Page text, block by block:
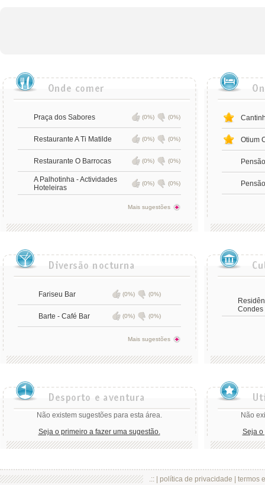
Praça dos Sabores (0%) (0%)
Restaurante A Ti Matilde (0%) (0%)
Restaurante O Barrocas (0%) (0%)
A Palhotinha - Actividades
Hoteleiras
(0%) (0%)
Mais sugestões
Otium
Fariseu Bar (0%) (0%)
Barte - Café Bar (0%) (0%)
Mais sugestões
Condes
Não existem sugestões para esta área.
Seja o primeiro a fazer uma sugestão.
Não
Seja o
.:: | política de privacidade termos